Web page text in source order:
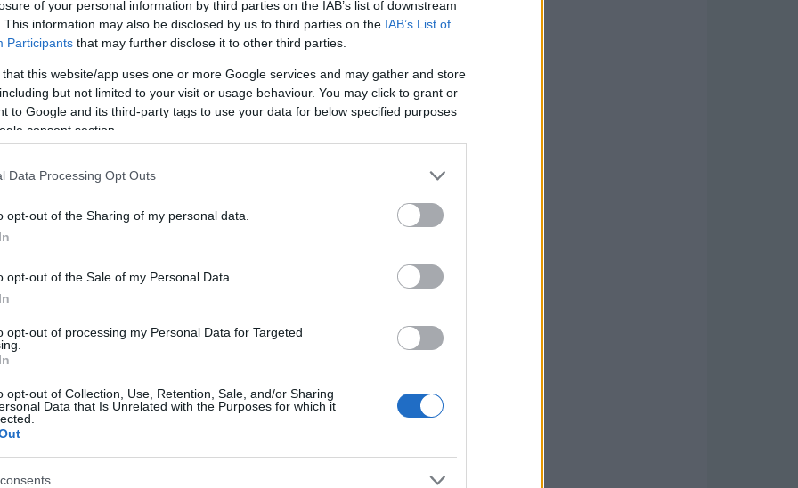
of your personal information by third parties on the IAB’s list of downstream
This information may also be disclosed by us to third parties on the IAB’s List of
Participants that may further disclose it to other third parties.
that this website/app uses one or more Google services and may gather and store
but not limited to your visit or usage behaviour. You may click to grant or
to Google and its third-party tags to use your data for below specified purposes
consent section.
Data Processing Opt Outs
opt-out of the Sharing of my personal data.
opt-out of the Sale of my Personal Data.
opt-out of processing my Personal Data for Targeted
opt-out of Collection, Use, Retention, Sale, and/or Sharing
Data that Is Unrelated with the Purposes for which it
for American Theatre
teatrale presso l’
2 maggio 2025, il pubblico potrà assistere a
e scambi di identità, immerso in una
non solo intrattiene, ma invita anche alla
l’arte un potente strumento di